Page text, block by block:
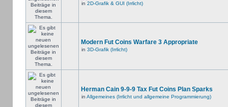
in 2D-Grafik & GUI (Irrlicht)
Modern Fut Coins Warfare 3 Appropriate
in 3D-Grafik (Irrlicht)
Herman Cain 9-9-9 Tax Fut Coins Plan Sparks
in Allgemeines (Irrlicht und allgemeine Programmierung)